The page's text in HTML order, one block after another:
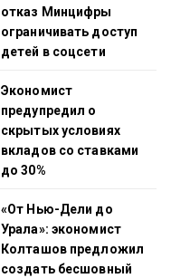
отказ Минцифры
ограничивать доступ
детей в соцсети
Экономист
предупредил о
скрытых условиях
вкладов со ставками
до 30%
«От Нью-Дели до
Урала»: экономист
Колташов предложил
создать бесшовный